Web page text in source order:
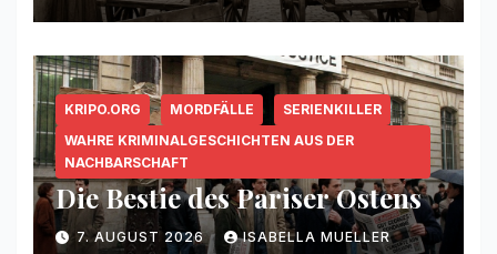
KRIPO.ORG MORDFÄLLE
SERIENKILLER
WAHRE KRIMINALGESCHICHTEN AUS DER
NACHBARSCHAFT
Die Bestie des Pariser Ostens
7. AUGUST 2026 ISABELLA MUELLER